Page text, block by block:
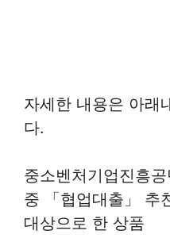
자세한 내용은 아래
다.
중소벤처기업진흥
중 「협업대출」 추
대상으로 한 상품